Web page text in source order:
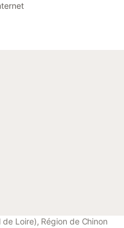
bathroom in Sainte-
de Loire), Région de Chinon